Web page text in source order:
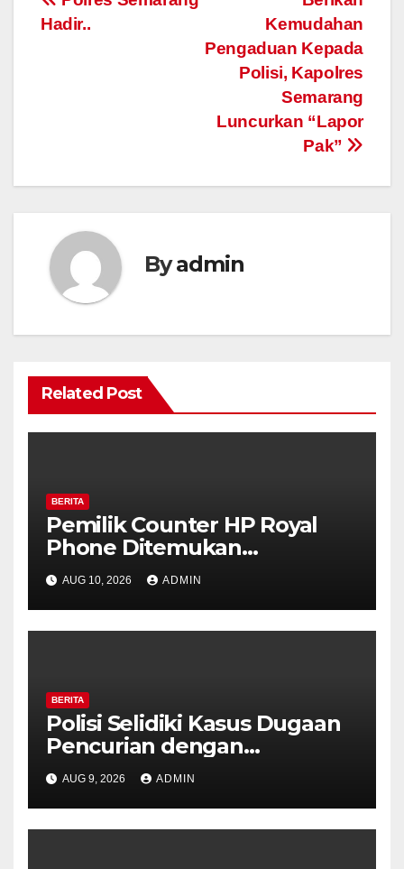
Kemudahan
Pengaduan Kepada
Polisi, Kapolres
Semarang
Luncurkan “Lapor
Pak”
Hadir..
Byadmin
Related Post
BERITA
Pemilik Counter HP Royal
Phone Ditemukan
Meninggal di Dalam Mobil di
Grobogan, Polisi Dalami
Keterkaitan dengan Kasus
Pencurian.
AUG 10, 2026 ADMIN
BERITA
Polisi Selidiki Kasus Dugaan
Pencurian dengan
Kekerasan di Counter HP
Royal Phone Ambarawa.
AUG 9, 2026 ADMIN